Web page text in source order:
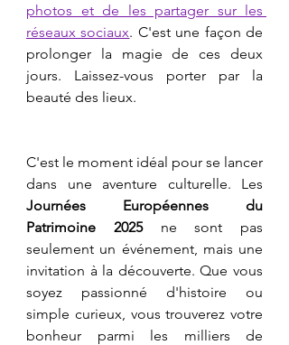
photos et de les partager sur les
réseaux sociaux. C'est une façon de
prolonger la magie de ces deux
jours. Laissez-vous porter par la
beauté des lieux.
​C'est le moment idéal pour se lancer
Journées Européennes du
Patrimoine 2025 ne sont pas
seulement un événement, mais une
invitation à la découverte. Que vous
soyez passionné d'histoire ou
simple curieux, vous trouverez votre
bonheur parmi les milliers de